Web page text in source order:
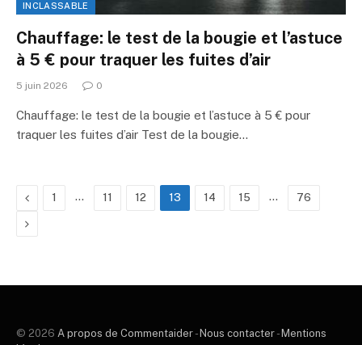
INCLASSABLE
Chauffage: le test de la bougie et l’astuce
à 5 € pour traquer les fuites d’air
5 juin 2026 0
Chauffage: le test de la bougie et l’astuce à 5 € pour
traquer les fuites d’air Test de la bougie…
Précédente
1 … 11 12 13 14 15 … 76
Prochaine
© 2026 A propos de Commentaider - Nous contacter - Mentions